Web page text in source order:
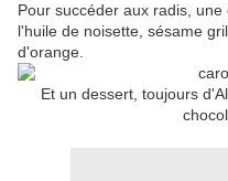
Pour succéder aux radis,
l'huile de noisette, sésame
d'orange.
Et un dessert, toujours